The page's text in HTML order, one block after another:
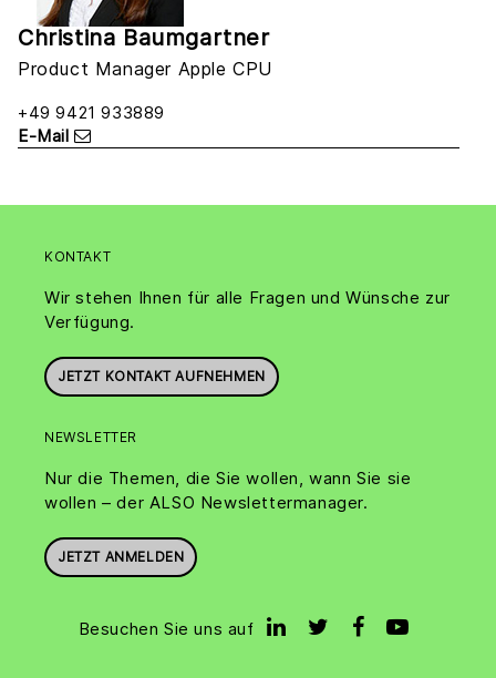
Christina Baumgartner
Product Manager Apple CPU
+49 9421 933889
E-Mail
KONTAKT
Wir stehen Ihnen für alle Fragen und Wünsche zur
Verfügung.
JETZT KONTAKT AUFNEHMEN
NEWSLETTER
Nur die Themen, die Sie wollen, wann Sie sie
wollen – der ALSO Newslettermanager.
JETZT ANMELDEN
Besuchen Sie uns auf